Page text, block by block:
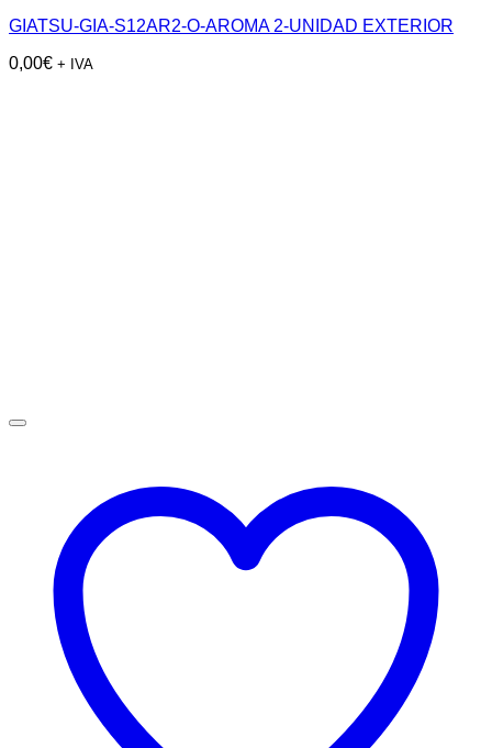
GIATSU-GIA-S12AR2-O-AROMA 2-UNIDAD EXTERIOR
0,00€ + IVA